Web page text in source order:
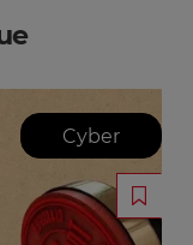
Cyber